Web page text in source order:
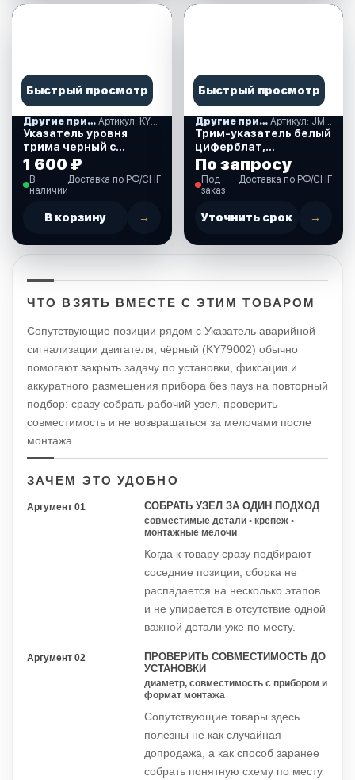
Быстрый просмотр
Другие приборы контроля Артикул: KY09028
Указатель уровня
трима черный с
серебристой
окантовкой (0-190 Ом)
(KY09028)
1 600 ₽
В
наличии
Доставка по РФ/СНГ
В корзину →
Быстрый просмотр
Другие приборы контроля Артикул: JMV00298_KY09115
Трим-указатель белый
циферблат,
нержавеющий ободок,
0-190 Ом., д. 52 мм.
(JMV00298_KY09115)
По запросу
Под
заказ
Доставка по РФ/СНГ
Уточнить срок →
ЧТО ВЗЯТЬ ВМЕСТЕ С ЭТИМ ТОВАРОМ
Сопутствующие позиции рядом с Указатель аварийной
сигнализации двигателя, чёрный (KY79002) обычно
помогают закрыть задачу по установки, фиксации и
аккуратного размещения прибора без пауз на повторный
подбор: сразу собрать рабочий узел, проверить
совместимость и не возвращаться за мелочами после
монтажа.
ЗАЧЕМ ЭТО УДОБНО
Аргумент 01 СОБРАТЬ УЗЕЛ ЗА ОДИН ПОДХОД
совместимые детали • крепеж •
монтажные мелочи
Когда к товару сразу подбирают
соседние позиции, сборка не
распадается на несколько этапов
и не упирается в отсутствие одной
важной детали уже по месту.
Аргумент 02
ПРОВЕРИТЬ СОВМЕСТИМОСТЬ ДО
УСТАНОВКИ
диаметр, совместимость с прибором и
формат монтажа
Сопутствующие товары здесь
полезны не как случайная
допродажа, а как способ заранее
собрать понятную схему по месту